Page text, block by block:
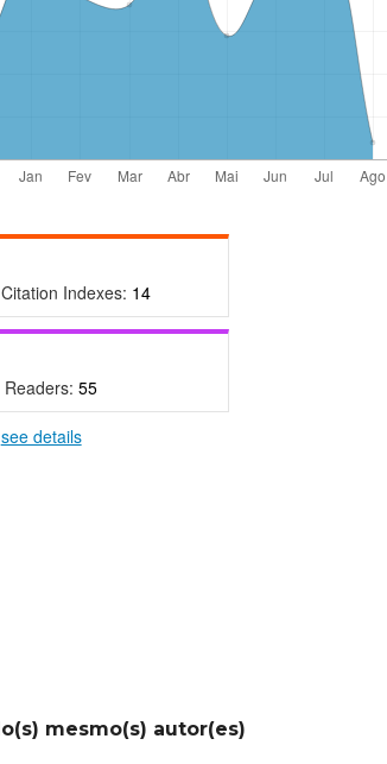
Indexes: 14
55
see details
mesmo(s) autor(es)